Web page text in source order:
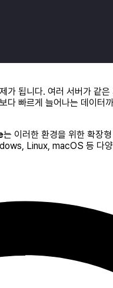
됩니다. 여러 서버가 같
빠르게 늘어나는 데이터
는 이러한 환경을 위한 확장
Linux, macOS 등 다